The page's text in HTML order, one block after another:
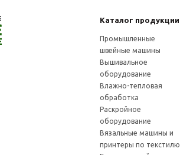
Каталог продукции
Промышленные
швейные машины
Вышивальное
оборудование
Влажно-тепловая
обработка
Раскройное
оборудование
Вязальные машины и
принтеры по текстилю